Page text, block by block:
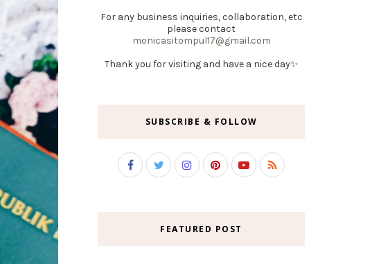
For any business inquiries, collaboration, etc
please contact
monicasitompul17@gmail.com
Thank you for visiting and have a nice day✨
SUBSCRIBE & FOLLOW
FEATURED POST